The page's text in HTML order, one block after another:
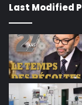
Last Modified